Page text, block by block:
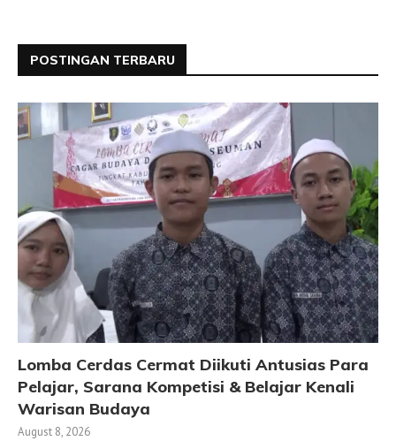
POSTINGAN TERBARU
Lomba Cerdas Cermat Diikuti Antusias Para
Pelajar, Sarana Kompetisi & Belajar Kenali
Warisan Budaya
August 8, 2026